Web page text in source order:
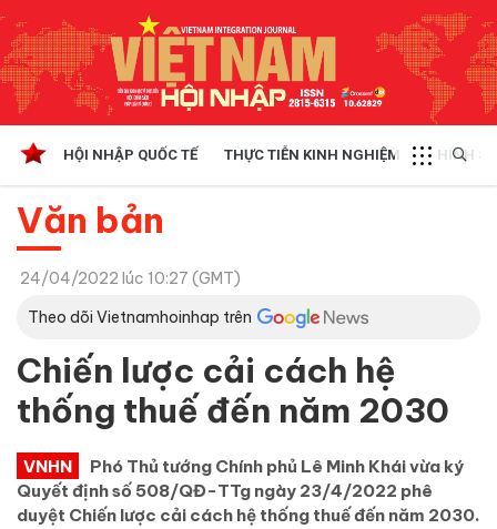
HỘI NHẬP QUỐC TẾ THỰC TIỄN KINH NGHIỆM CHÍNH
Văn bản
24/04/2022 lúc 10:27 (GMT)
Theo dõi Vietnamhoinhap trên
Chiến lược cải cách hệ
thống thuế đến năm 2030
VNHN
Phó Thủ tướng Chính phủ Lê Minh Khái vừa ký
Quyết định số 508/QĐ-TTg ngày 23/4/2022 phê
duyệt Chiến lược cải cách hệ thống thuế đến năm 2030.